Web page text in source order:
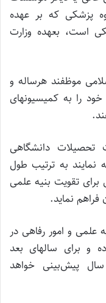
پزشکی که بر عهده
است، بعهده وزارت
موظفند هرساله و
را به کمیسیونهای
.
دانشگاهی
نمایند به ترتیب طول
تقویت بنیه علمی
نماید.
علمی و امور رفاهی در
و برای سالهای بعد
سال پیش‌بینی خواهد